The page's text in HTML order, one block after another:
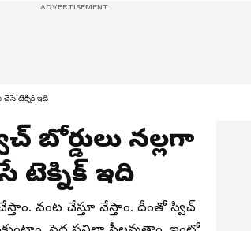
చేసే టెక్నిక్ ఇది
బోర్డులు నల్లగా
టెక్నిక్ ఇది
వంట చేస్తూ వేస్తాం. దీంతో స్విచ్